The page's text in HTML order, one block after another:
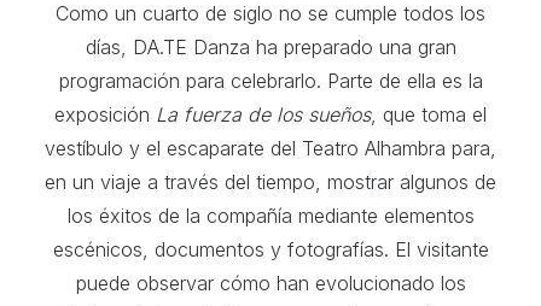
Como un cuarto de siglo no se cumple todos los
días, DA.TE Danza ha preparado una gran
programación para celebrarlo. Parte de ella es la
exposición La fuerza de los sueños, que toma el
vestíbulo y el escaparate del Teatro Alhambra para,
en un viaje a través del tiempo, mostrar algunos de
los éxitos de la compañía mediante elementos
escénicos, documentos y fotografías. El visitante
puede observar cómo han evolucionado los